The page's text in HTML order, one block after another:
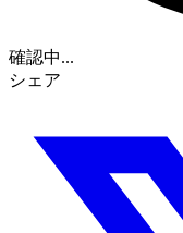
確認中...
シェア